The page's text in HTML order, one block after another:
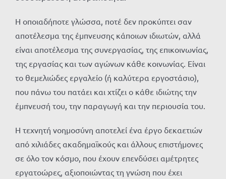
Η οποιαδήποτε γλώσσα, ποτέ δεν προκύπτει σαν
αποτέλεσμα της έμπνευσης κάποιων ιδιωτών, αλλά
είναι αποτέλεσμα της συνεργασίας, της επικοινωνίας,
της εργασίας και των αγώνων κάθε κοινωνίας. Είναι
το θεμελιώδες εργαλείο (ή καλύτερα εργοστάσιο),
που πάνω του πατάει και χτίζει ο κάθε ιδιώτης την
έμπνευσή του, την παραγωγή και την περιουσία του.
Η τεχνητή νοημοσύνη αποτελεί ένα έργο δεκαετιών
από χιλιάδες ακαδημαϊκούς και άλλους επιστήμονες
σε όλο τον κόσμο, που έχουν επενδύσει αμέτρητες
εργατοώρες, αξιοποιώντας τη γνώση που έχει